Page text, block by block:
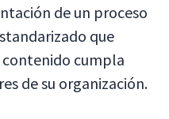
de un proceso
que
cumpla
de su organización.